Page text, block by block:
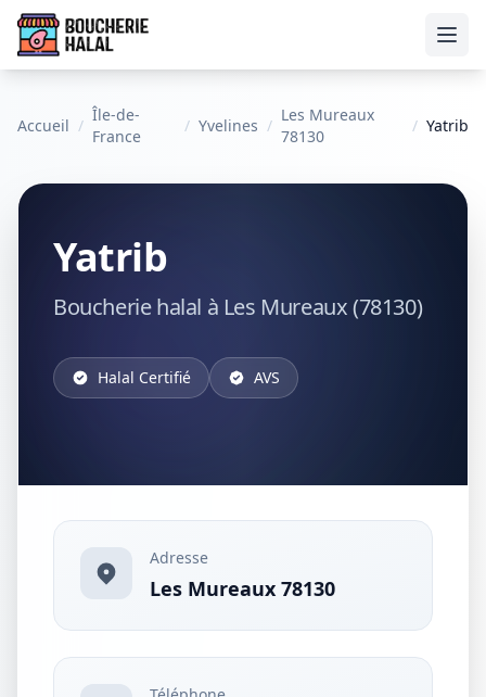
Accueil /
Île-de-
France
/ Yvelines /
Les Mureaux
78130
/ Yatrib
Yatrib
Boucherie halal à Les Mureaux (78130)
Halal Certifié AVS
Adresse
Les Mureaux 78130